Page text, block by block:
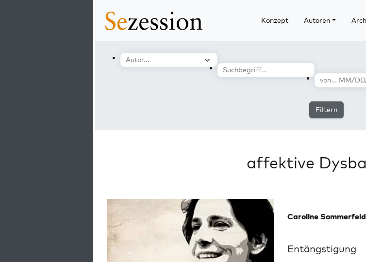
Konzept Autoren
Filtern
affektive
Caroline Sommerfeld
Entängstigung